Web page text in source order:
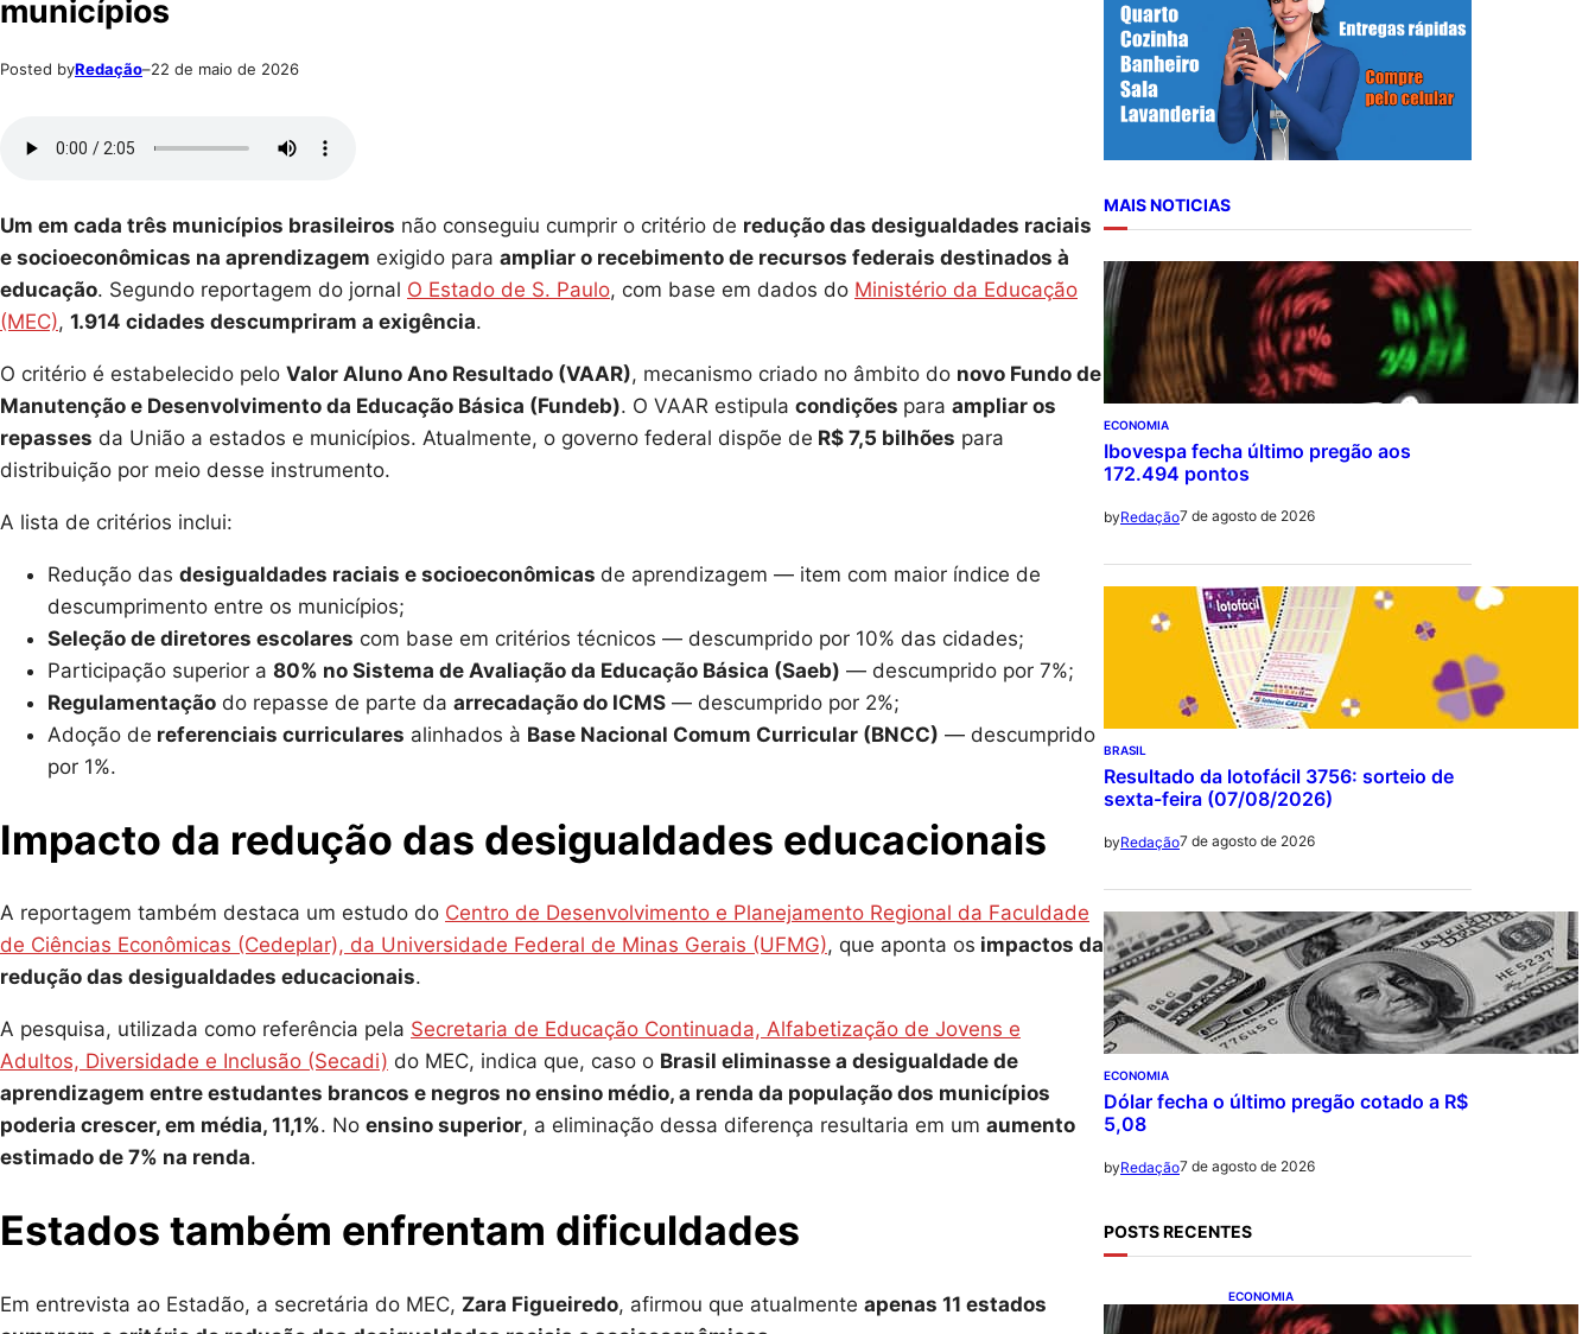
municípios
Posted byRedação–22 de maio de 2026
Um em cada três municípios brasileiros não conseguiu cumprir o critério de redução das desigualdades raciais
e socioeconômicas na aprendizagem exigido para ampliar o recebimento de recursos federais destinados à
educação. Segundo reportagem do jornal O Estado de S. Paulo, com base em dados do Ministério da Educação
(MEC), 1.914 cidades descumpriram a exigência.
O critério é estabelecido pelo Valor Aluno Ano Resultado (VAAR), mecanismo criado no âmbito do novo Fundo de
Manutenção e Desenvolvimento da Educação Básica (Fundeb). O VAAR estipula condições para ampliar os
repasses da União a estados e municípios. Atualmente, o governo federal dispõe de R$ 7,5 bilhões para
distribuição por meio desse instrumento.
A lista de critérios inclui:
Redução das desigualdades raciais e socioeconômicas de aprendizagem — item com maior índice de
descumprimento entre os municípios;
Seleção de diretores escolares com base em critérios técnicos — descumprido por 10% das cidades;
Participação superior a 80% no Sistema de Avaliação da Educação Básica (Saeb) — descumprido por 7%;
Regulamentação do repasse de parte da arrecadação do ICMS — descumprido por 2%;
Adoção de referenciais curriculares alinhados à Base Nacional Comum Curricular (BNCC) — descumprido
por 1%.
Impacto da redução das desigualdades educacionais
A reportagem também destaca um estudo do Centro de Desenvolvimento e Planejamento Regional da Faculdade
de Ciências Econômicas (Cedeplar), da Universidade Federal de Minas Gerais (UFMG), que aponta os impactos da
redução das desigualdades educacionais.
A pesquisa, utilizada como referência pela Secretaria de Educação Continuada, Alfabetização de Jovens e
Adultos, Diversidade e Inclusão (Secadi) do MEC, indica que, caso o Brasil eliminasse a desigualdade de
aprendizagem entre estudantes brancos e negros no ensino médio, a renda da população dos municípios
poderia crescer, em média, 11,1%. No ensino superior, a eliminação dessa diferença resultaria em um aumento
estimado de 7% na renda.
Estados também enfrentam dificuldades
Em entrevista ao Estadão, a secretária do MEC, Zara Figueiredo, afirmou que atualmente apenas 11 estados
MAIS NOTICIAS
ECONOMIA
Ibovespa fecha último pregão aos
172.494 pontos
byRedação7 de agosto de 2026
BRASIL
Resultado da lotofácil 3756: sorteio de
sexta-feira (07/08/2026)
byRedação7 de agosto de 2026
ECONOMIA
Dólar fecha o último pregão cotado a R$
5,08
byRedação7 de agosto de 2026
POSTS RECENTES
ECONOMIA
Ibovespa fecha último